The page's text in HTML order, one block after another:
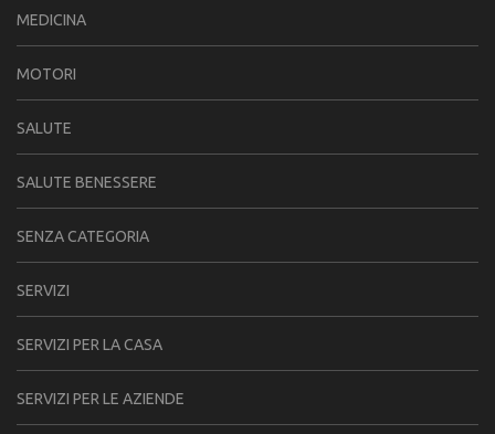
MEDICINA
MOTORI
SALUTE
SALUTE BENESSERE
SENZA CATEGORIA
SERVIZI
SERVIZI PER LA CASA
SERVIZI PER LE AZIENDE